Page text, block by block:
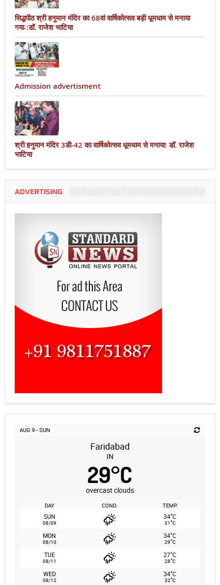
सिद्धपीठ श्री हनुमान मंदिर का 68वां वार्षिकोत्सव बड़ी धूमधाम से मनाया
गया-:डॉ. राजेश भाटिया
Admission advertisment
श्री हनुमान मंदिर 3डी-42 का वार्षिकोत्सव धूमधाम से मनाया: डॉ. राजेश
भाटिया
ADVERTISING
AUG 9 - SUN
Faridabad
IN
29°C
overcast clouds
DAY COND. TEMP.
SUN
08/09
34°C
31°C
MON
08/10
34°C
29°C
TUE
08/11
27°C
28°C
WED
08/12
34°C
32°C